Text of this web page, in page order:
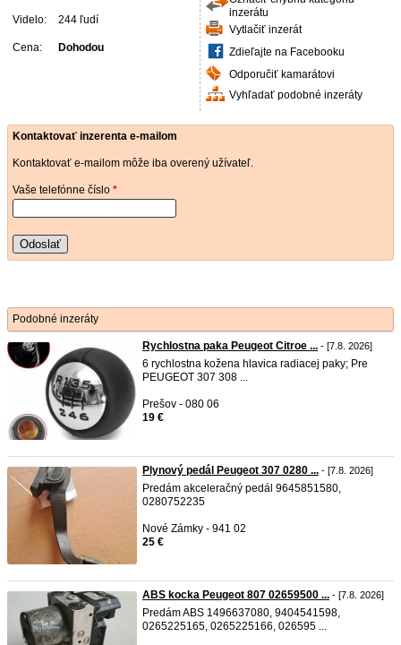
Videlo: 244 ľudí
Cena: Dohodou
inzerátu
Vytlačiť inzerát
Zdieľajte na Facebooku
Odporučiť kamarátovi
Vyhľadať podobné inzeráty
Kontaktovať inzerenta e-mailom
Kontaktovať e-mailom môže iba overený užívateľ.
Vaše telefónne číslo *
Odoslať
Podobné inzeráty
Rychlostna paka Peugeot Citroe ... - [7.8. 2026]
6 rychlostna kožena hlavica radiacej paky; Pre
PEUGEOT 307 308 ...
Prešov - 080 06
19 €
Plynový pedál Peugeot 307 0280 ... - [7.8. 2026]
Predám akceleračný pedál 9645851580,
0280752235
Nové Zámky - 941 02
25 €
ABS kocka Peugeot 807 02659500 ... - [7.8. 2026]
Predám ABS 1496637080, 9404541598,
0265225165, 0265225166, 026595 ...